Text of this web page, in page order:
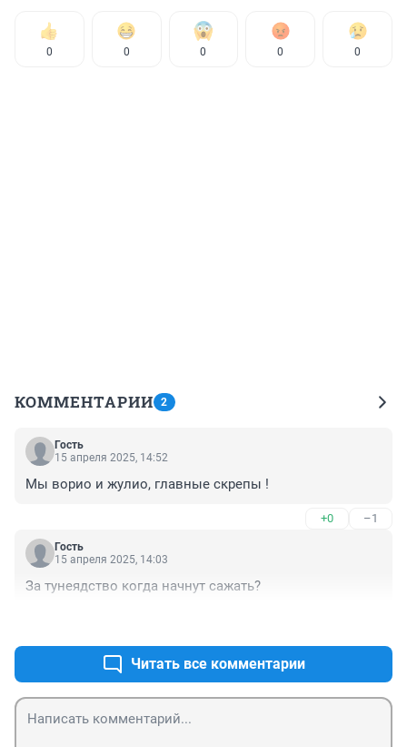
0 0 0 0 0
КОММЕНТАРИИ 2
Гость
15 апреля 2025, 14:52
Мы ворио и жулио, главные скрепы !
+0 –1
Гость
15 апреля 2025, 14:03
За тунеядство когда начнут сажать?
Читать все комментарии